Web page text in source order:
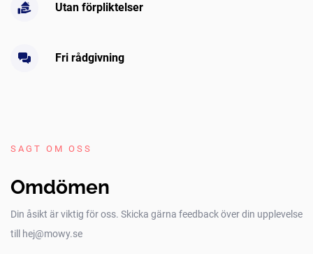
Utan förpliktelser
Fri rådgivning
SAGT OM OSS
Omdömen
Din åsikt är viktig för oss. Skicka gärna feedback över din upplevelse
till hej@mowy.se